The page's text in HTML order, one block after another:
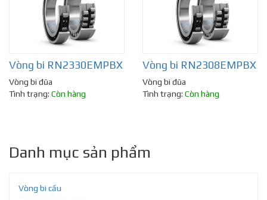
Vòng bi RN2330EMPBX
Vòng bi đũa
Tình trạng: Còn hàng
Vòng bi RN2308EMPBX
Vòng bi đũa
Tình trạng: Còn hàng
Danh mục sản phẩm
Vòng bi cầu